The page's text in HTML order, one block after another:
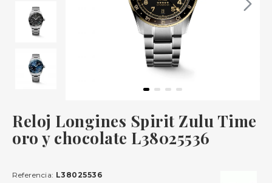
Reloj Longines Spirit Zulu Time
oro y chocolate L38025536
Referencia: L38025536